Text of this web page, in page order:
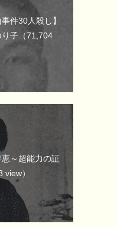
件30人殺し】
り子 （71,704
恵～超能力の証
view）